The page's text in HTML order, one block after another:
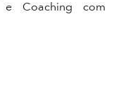
e Coaching com